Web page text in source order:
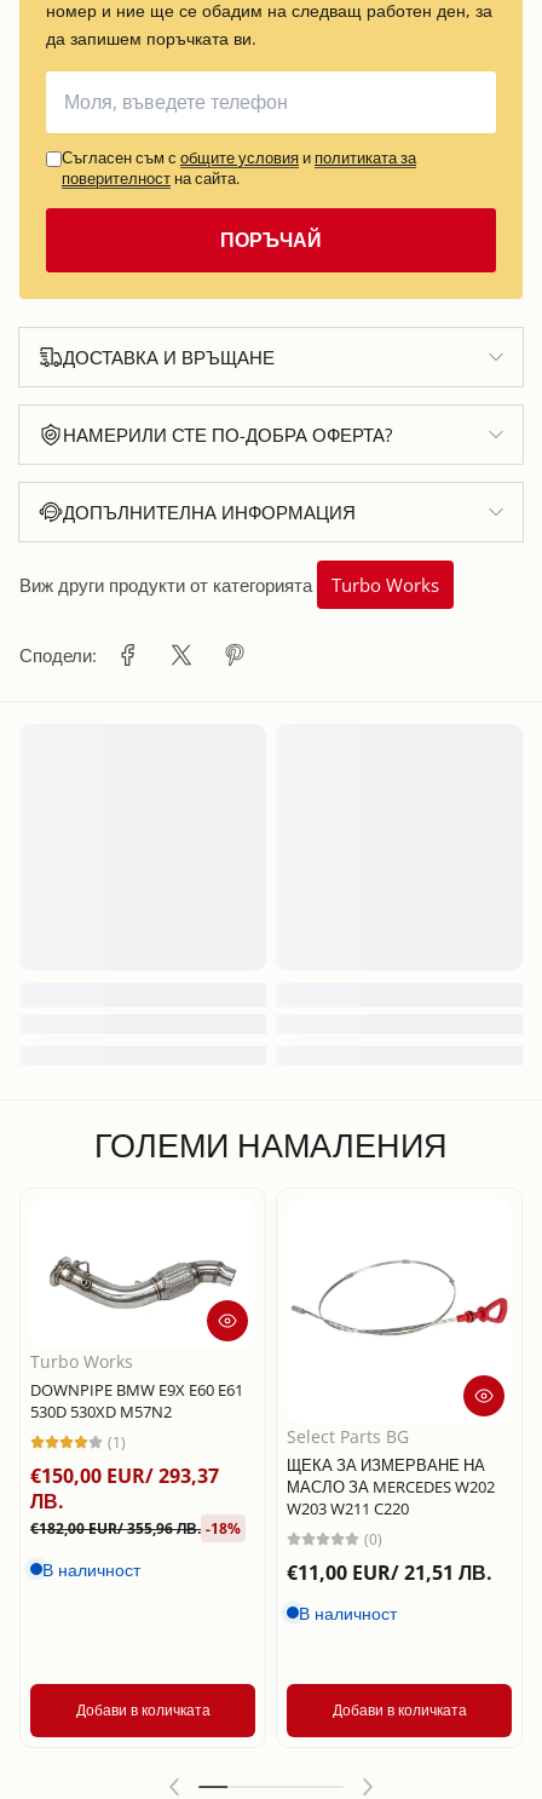
номер и ние ще се обадим на следващ работен ден, за
да запишем поръчката ви.
Съгласен съм с общите условия и политиката за
поверителност на сайта.
ПОРЪЧАЙ
ДОСТАВКА И ВРЪЩАНЕ
НАМЕРИЛИ СТЕ ПО-ДОБРА ОФЕРТА?
ДОПЪЛНИТЕЛНА ИНФОРМАЦИЯ
Виж други продукти от категорията Turbo Works
Сподели:
ГОЛЕМИ НАМАЛЕНИЯ
Turbo Works
DOWNPIPE BMW E9X E60 E61
530D 530XD M57N2
(1)
€150,00 EUR/ 293,37
ЛВ.
€182,00 EUR/ 355,96 ЛВ. -18%
В наличност
Добави в количката
Select Parts BG
ЩЕКА ЗА ИЗМЕРВАНЕ НА
МАСЛО ЗА MERCEDES W202
W203 W211 C220
(0)
€11,00 EUR/ 21,51 ЛВ.
В наличност
Добави в количката